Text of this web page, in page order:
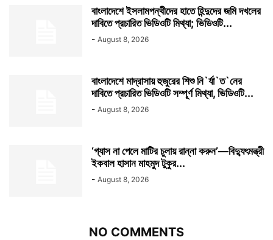
বাংলাদেশে ইসলামপন্থীদের হাতে হিন্দুদের জমি দখলের
দাবিতে প্রচারিত ভিডিওটি মিথ্যা; ভিডিওটি...
- August 8, 2026
বাংলাদেশে মাদ্রাসায় হুজুরের শিশু নি`র্যা`ত`নের
দাবিতে প্রচারিত ভিডিওটি সম্পূর্ণ মিথ্যা, ভিডিওটি...
- August 8, 2026
‘গ্যাস না পেলে মাটির চুলায় রান্না করুন’—বিদ্যুৎমন্ত্রী
ইকবাল হাসান মাহমুদ টুকুর...
- August 8, 2026
NO COMMENTS